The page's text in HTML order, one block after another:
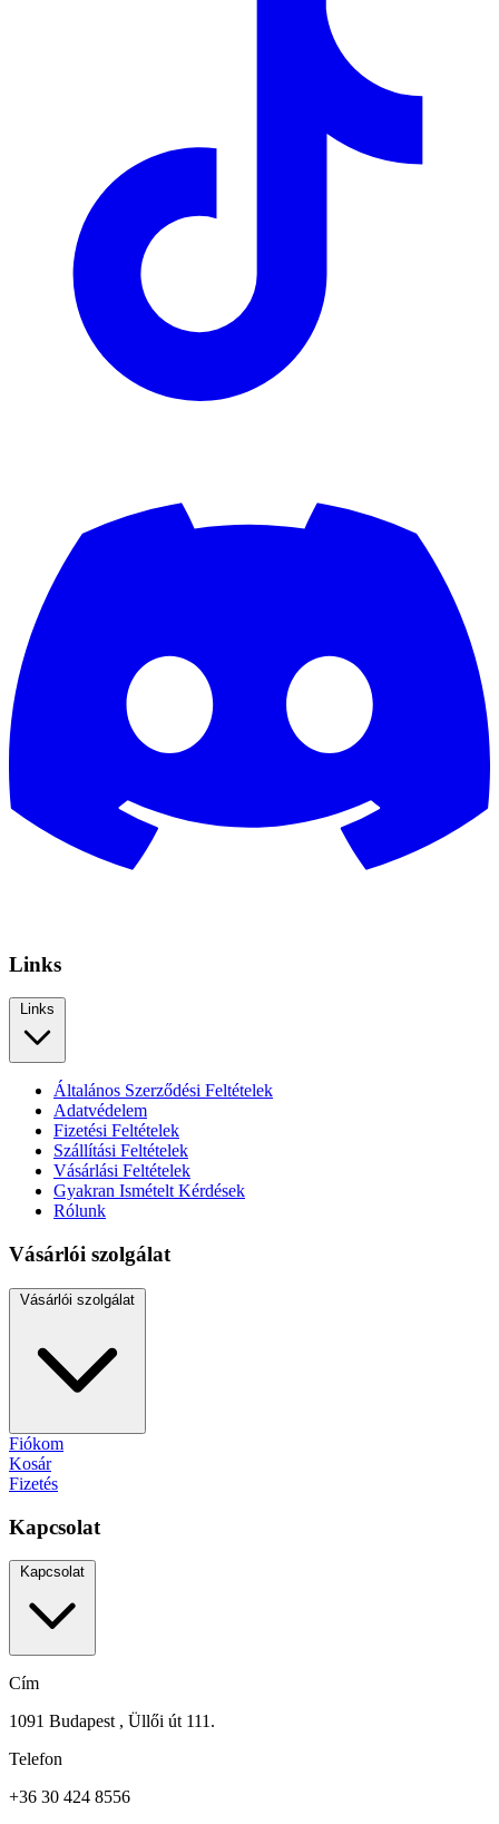
Links
Links
Általános Szerződési Feltételek
Adatvédelem
Fizetési Feltételek
Szállítási Feltételek
Vásárlási Feltételek
Gyakran Ismételt Kérdések
Rólunk
Vásárlói szolgálat
Vásárlói szolgálat
Fiókom
Kosár
Fizetés
Kapcsolat
Kapcsolat
Cím
1091 Budapest , Üllői út 111.
Telefon
+36 30 424 8556